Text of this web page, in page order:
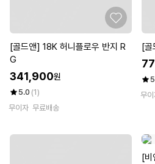
[골드앤] 18K 허니플로우 반지 R
G
341,900원
5.0 (1)
무이자 무료배송
[골
무
[비